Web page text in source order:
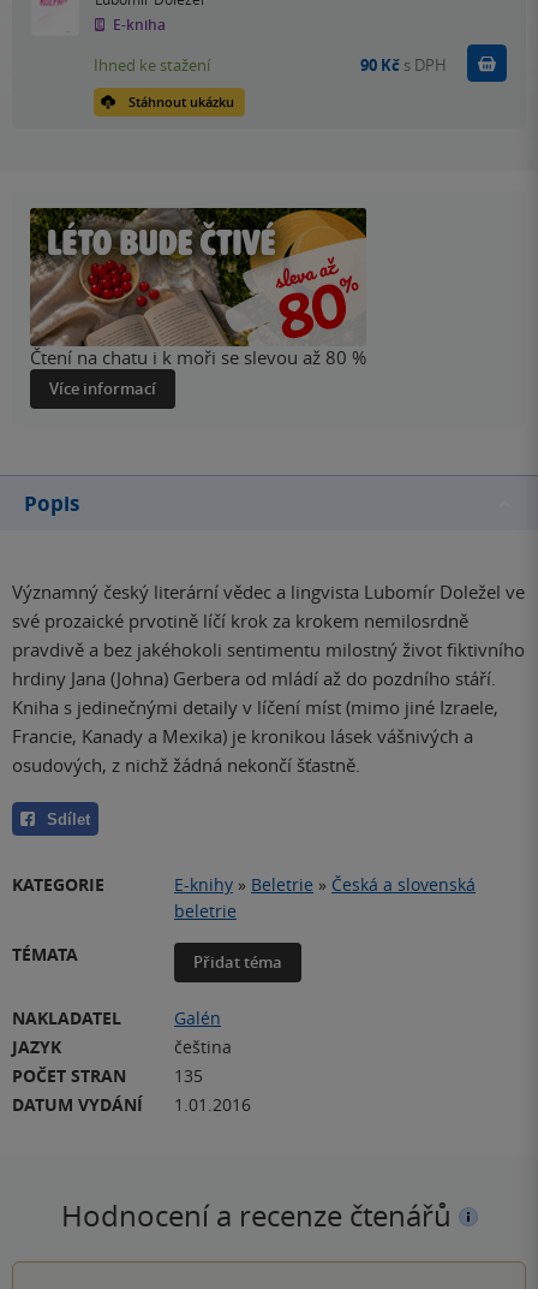
E-kniha
Stáhnout ukázku
Ihned ke stažení 90 Kč s DPH Koupit
Čtení na chatu i k moři se slevou až 80 %
Více informací
Popis
Významný český literární vědec a lingvista Lubomír Doležel ve
své prozaické prvotině líčí krok za krokem nemilosrdně
pravdivě a bez jakéhokoli sentimentu milostný život fiktivního
hrdiny Jana (Johna) Gerbera od mládí až do pozdního stáří.
Kniha s jedinečnými detaily v líčení míst (mimo jiné Izraele,
Francie, Kanady a Mexika) je kronikou lásek vášnivých a
osudových, z nichž žádná nekončí šťastně.
Sdílet
KATEGORIE E-knihy » Beletrie » Česká a slovenská
beletrie
TÉMATA
Přidat téma
NAKLADATEL
Galén
JAZYK
čeština
POČET STRAN
135
DATUM VYDÁNÍ
1.01.2016
Hodnocení a recenze čtenářů